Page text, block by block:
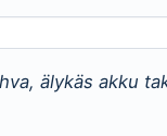
älykäs akku